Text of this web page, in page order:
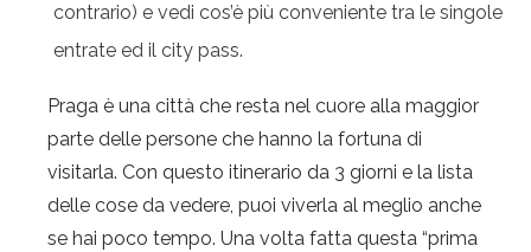
contrario) e vedi cos’è più conveniente tra le singole
entrate ed il city pass.
Praga è una città che resta nel cuore alla maggior
parte delle persone che hanno la fortuna di
visitarla. Con questo itinerario da 3 giorni e la lista
delle cose da vedere, puoi viverla al meglio anche
se hai poco tempo. Una volta fatta questa “prima